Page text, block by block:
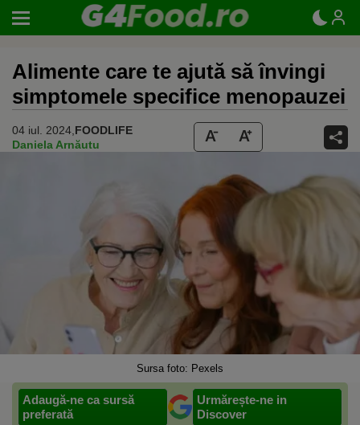
Alimente care te ajută să învingi
simptomele specifice menopauzei
04 iul. 2024, FOODLIFE
Daniela Arnăutu
Sursa foto: Pexels
Adaugă-ne ca sursă
preferată
Urmărește-ne in
Discover